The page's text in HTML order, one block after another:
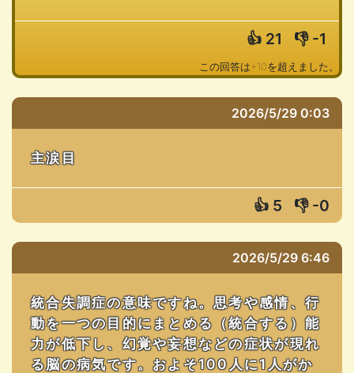
👍 21 👎 -1
この回答は+10を超えました。
2026/5/29 0:03
主涙目
👍 5 👎 -0
2026/5/29 6:46
統合失調症の意味ですね。思考や感情、行
動を一つの目的にまとめる（統合する）能
力が低下し、幻覚や妄想などの症状が現れ
る脳の病気です。およそ100人に1人がか